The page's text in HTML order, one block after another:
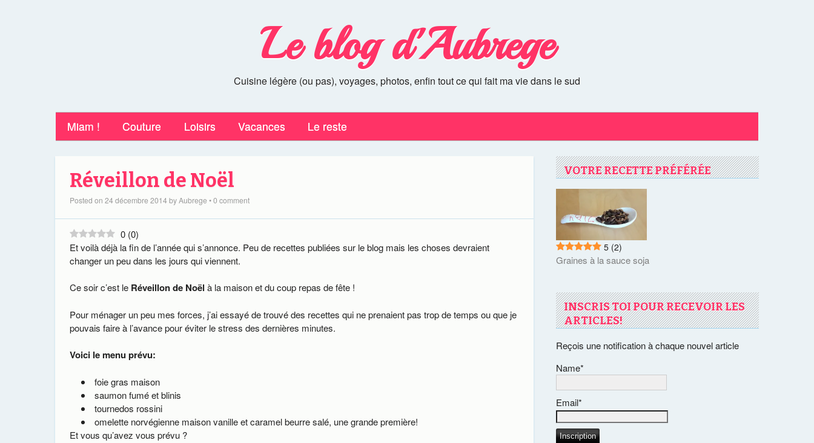
Le blog d'Aubrege
Cuisine légère (ou pas), voyages, photos, enfin tout ce qui fait ma vie dans le sud
Miam ! Couture Loisirs Vacances Le reste
Réveillon de Noël
Posted on 24 décembre 2014byAubrege •0 comment
0 (0)
Et voilà déjà la fin de l’année qui s’annonce. Peu de recettes publiées sur le blog mais les choses devraient
changer un peu dans les jours qui viennent.
Ce soir c’est le Réveillonde Noël à la maison et du coup repas de fête !
Pour ménager un peu mes forces, j’ai essayé de trouvé des recettes qui ne prenaient pas trop de temps ou que je
pouvais faire à l’avance pour éviter le stress des dernières minutes.
Voici le menu prévu:
foie gras maison
saumon fumé et blinis
tournedos rossini
omelette norvégienne maison vanille et caramel beurre salé, une grande première!
Et vous qu’avez vous prévu ?
VOTRE RECETTE PRÉFÉRÉE
5 (2)
Graines à la sauce soja
INSCRIS TOI POUR RECEVOIR LES
ARTICLES!
Reçois une notification à chaque nouvel article
Name*
Email*